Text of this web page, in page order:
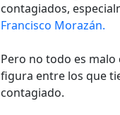
contagiados,
Francisco Morazán.
Pero no todo es
figura entre los que
contagiado.